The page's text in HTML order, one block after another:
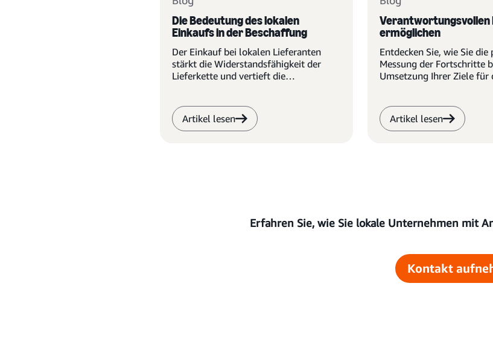
Die Bedeutung des lokalen
Einkaufs in der Beschaffung
Der Einkauf bei lokalen Lieferanten
stärkt die Widerstandsfähigkeit der
Lieferkette und vertieft die
Artikel lesen
Verantwortungsvollen
ermöglichen
Entdecken Sie, wie Sie die
Messung der Fortschritte
Umsetzung Ihrer Ziele für
Artikel lesen
Erfahren Sie, wie Sie lokale Unternehmen mit
Kontakt